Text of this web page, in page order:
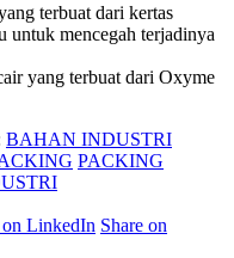
terbuat dari kertas
untuk mencegah terjadinya
yang terbuat dari Oxyme
BAHAN INDUSTRI
PACKING
on LinkedIn Share
Share on